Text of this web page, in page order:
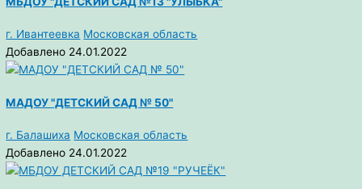
г. Ивантеевка Московская область
Добавлено 24.01.2022
МАДОУ "ДЕТСКИЙ САД № 50"
г. Балашиха Московская область
Добавлено 24.01.2022